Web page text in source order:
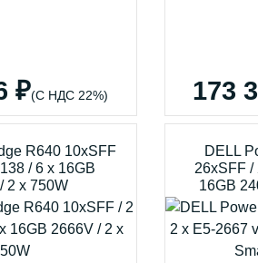
₽(С НДС 22%) 173
R640 10xSFF
/ 6 x 16GB
2 x 750W
DELL
26xSFF /
16GB